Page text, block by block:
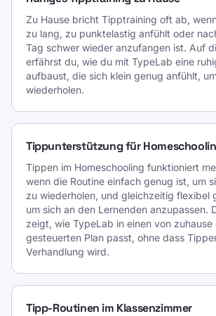
Zu Hause bricht Tipptraining oft ab,
zu lang, zu punktelastig anfühlt oder
Tag schwer wieder anzufangen ist. Auf
erfährst du, wie du mit TypeLab eine
aufbaust, die sich klein genug anfühlt,
wiederholen.
Tippunterstützung für
Tippen im Homeschooling funktioniert
wenn die Routine einfach genug ist, um
zu wiederholen, und gleichzeitig flexibel
um sich an den Lernenden anzupassen.
zeigt, wie TypeLab in einen von zuhause
gesteuerten Plan passt, ohne dass
Verhandlung wird.
Tipp-Routinen im Klassenzimmer